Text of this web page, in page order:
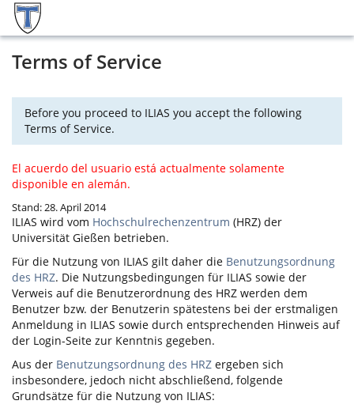
Terms of Service
Before you proceed to ILIAS you accept the following
Terms of Service.
El acuerdo del usuario está actualmente solamente
disponible en alemán.
Stand: 28. April 2014
ILIAS wird vom Hochschulrechenzentrum (HRZ) der
Universität Gießen betrieben.
Für die Nutzung von ILIAS gilt daher die Benutzungsordnung
des HRZ. Die Nutzungsbedingungen für ILIAS sowie der
Verweis auf die Benutzerordnung des HRZ werden dem
Benutzer bzw. der Benutzerin spätestens bei der erstmaligen
Anmeldung in ILIAS sowie durch entsprechenden Hinweis auf
der Login-Seite zur Kenntnis gegeben.
Aus der Benutzungsordnung des HRZ ergeben sich
insbesondere, jedoch nicht abschließend, folgende
Grundsätze für die Nutzung von ILIAS: